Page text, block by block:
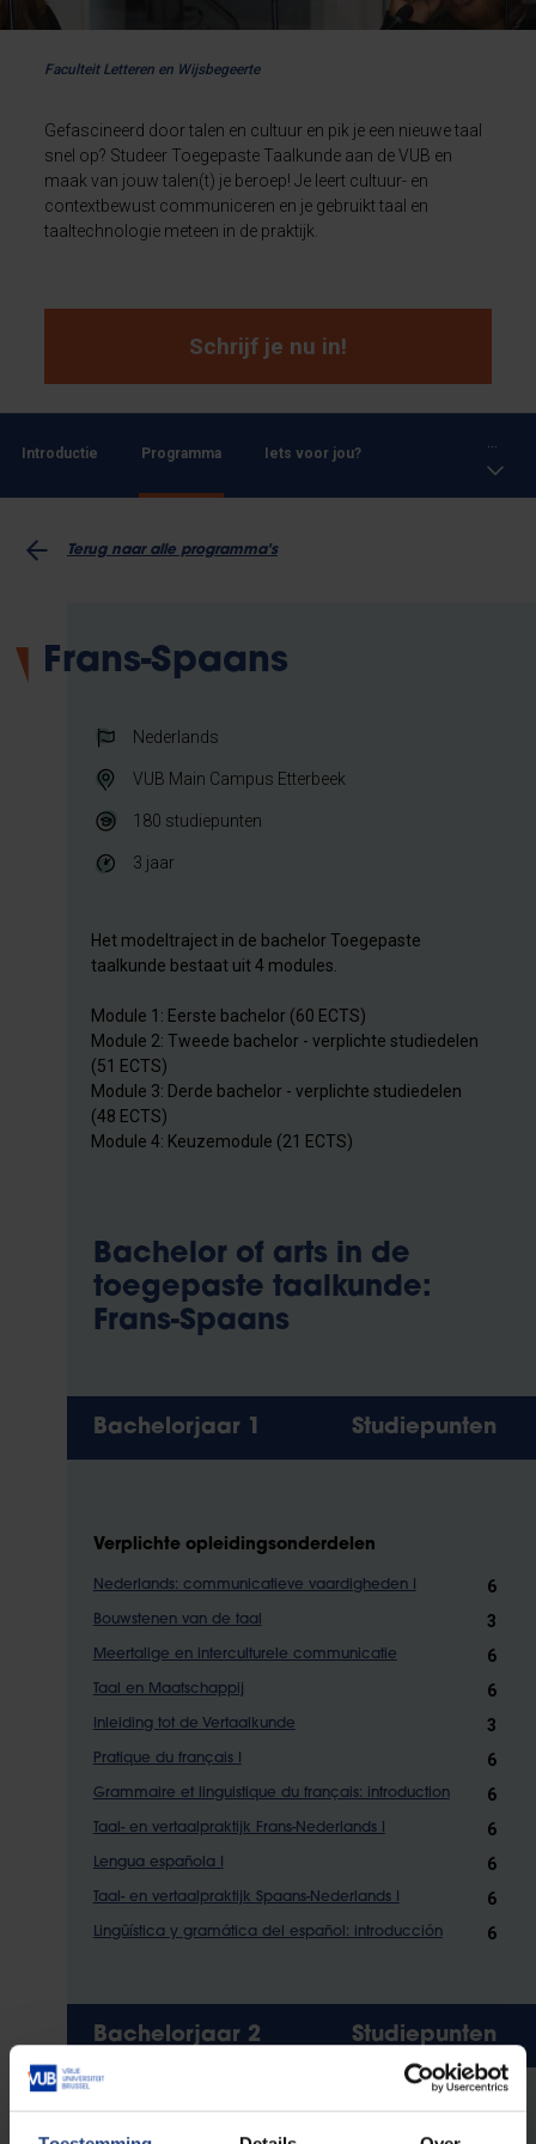
Faculteit Letteren en Wijsbegeerte
Gefascineerd door talen en cultuur en pik je een nieuwe taal
snel op? Studeer Toegepaste Taalkunde aan de VUB en
maak van jouw talen(t) je beroep! Je leert cultuur- en
contextbewust communiceren en je gebruikt taal en
taaltechnologie meteen in de praktijk.
Schrijf je nu in!
Introductie Programma Iets voor jou?
Terug naar alle programma's
Frans-Spaans
Nederlands
VUB Main Campus Etterbeek
180 studiepunten
3 jaar
Het modeltraject in de bachelor Toegepaste
taalkunde bestaat uit 4 modules.
Module 1: Eerste bachelor (60 ECTS)
Module 2: Tweede bachelor - verplichte studiedelen
(51 ECTS)
Module 3: Derde bachelor - verplichte studiedelen
(48 ECTS)
Module 4: Keuzemodule (21 ECTS)
Bachelor of arts in de
toegepaste taalkunde:
Frans-Spaans
Bachelorjaar 1 Studiepunten
Verplichte opleidingsonderdelen
Nederlands: communicatieve vaardigheden I 6
Bouwstenen van de taal 3
Meertalige en interculturele communicatie 6
Taal en Maatschappij 6
Inleiding tot de Vertaalkunde 3
Pratique du français I 6
Grammaire et linguistique du français: introduction 6
Taal- en vertaalpraktijk Frans-Nederlands I 6
Lengua española I 6
Taal- en vertaalpraktijk Spaans-Nederlands I 6
Lingüística y gramática del español: introducción 6
Bachelorjaar 2 Studiepunten